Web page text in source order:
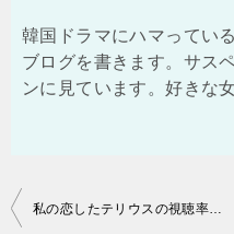
韓国ドラマにハマってい
ブログを書きます。サス
ンに見ています。好きな
投
私の恋したテリウスの視聴率や評価とは？ソ・ジソブ初演技大賞の韓国ドラマ